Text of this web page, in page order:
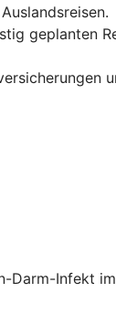
geplanten
Darm-Infekt